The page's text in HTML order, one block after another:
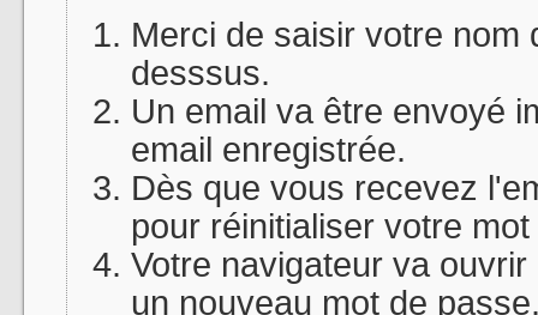
Merci de saisir votre nom
desssus.
Un email va être envoyé
email enregistrée.
Dès que vous recevez
pour réinitialiser votre
Votre navigateur va
un nouveau mot de